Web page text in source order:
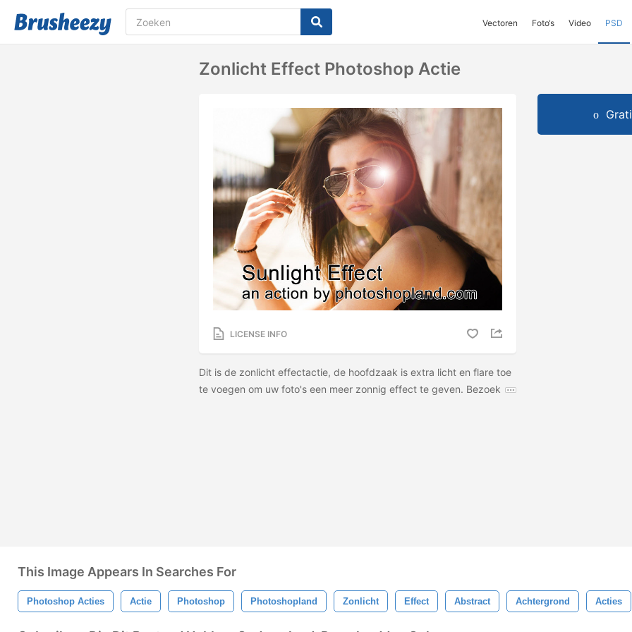
Vectoren Foto‘s Video PSD
Zonlicht Effect Photoshop Actie
LICENSE INFO
Dit is de zonlicht effectactie, de hoofdzaak is extra licht en flare toe
te voegen om uw foto's een meer zonnig effect te geven. Bezoek
This Image Appears In Searches For
Photoshop Acties Actie Photoshop Photoshopland Zonlicht Effect Abstract Achtergrond Acties